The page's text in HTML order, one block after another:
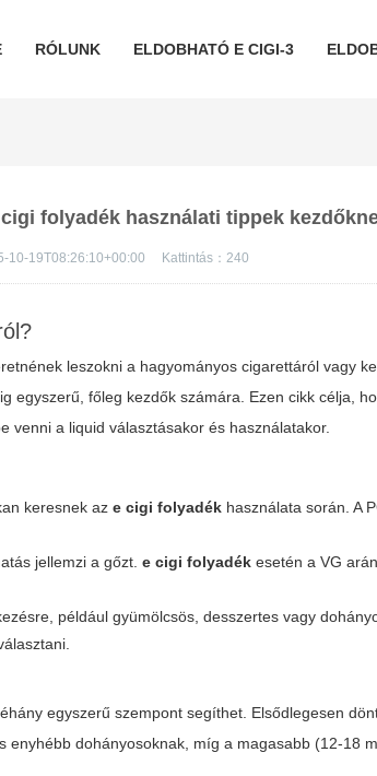
RÓLUNK ELDOBHATÓ E CIGI-3
folyadék használati tippek
10-19T08:26:10+00:00 Kattintás：240
leszokni a hagyományos cigarettáról vagy
egyszerű, főleg kezdők számára. Ezen cikk célja,
venni a liquid választásakor és használatakor.
keresnek aze cigi folyadék használata során. A
jellemzi a gőzt.e cigi folyadék esetén a VG
például gyümölcsös, desszertes vagy
egyszerű szempont segíthet. Elsődlegesen
dohányosoknak, míg a magasabb (12-18